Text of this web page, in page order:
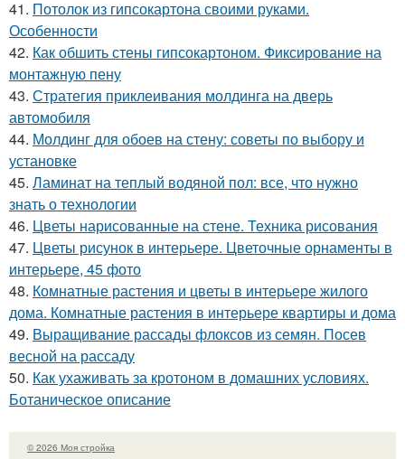
41. Потолок из гипсокартона своими руками.
Особенности
42. Как обшить стены гипсокартоном. Фиксирование на
монтажную пену
43. Стратегия приклеивания молдинга на дверь
автомобиля
44. Молдинг для обоев на стену: советы по выбору и
установке
45. Ламинат на теплый водяной пол: все, что нужно
знать о технологии
46. Цветы нарисованные на стене. Техника рисования
47. Цветы рисунок в интерьере. Цветочные орнаменты в
интерьере, 45 фото
48. Комнатные растения и цветы в интерьере жилого
дома. Комнатные растения в интерьере квартиры и дома
49. Выращивание рассады флоксов из семян. Посев
весной на рассаду
50. Как ухаживать за кротоном в домашних условиях.
Ботаническое описание
© 2026 Моя стройка